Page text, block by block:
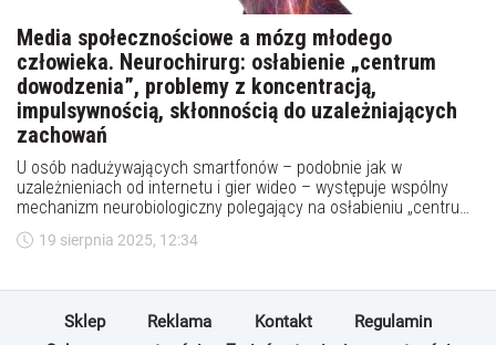
Media społecznościowe a mózg młodego
człowieka. Neurochirurg: osłabienie „centrum
dowodzenia”, problemy z koncentracją,
impulsywnością, skłonnością do uzależniających
zachowań
U osób nadużywających smartfonów – podobnie jak w
uzależnieniach od internetu i gier wideo – występuje wspólny
mechanizm neurobiologiczny polegający na osłabieniu „centrum
dowodzenia” w mózgu - pisze dr Łukasz Rakasz, Ordynator
Oddziału Neurochirurgii Dziecięcej w Szpitalu Dziecięcym przy ul.
perspektywy neurochirurgicznej i neuropsychologicznej), że
połączenia nagrody, ćwiczy szybkie przerzucanie uwagi kosztem
19 sierpnia 2025, 12:34
Sklep Reklama Kontakt
Regulamin